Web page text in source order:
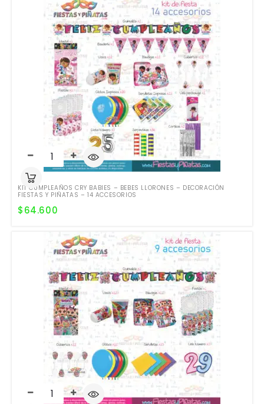
KIT CUMPLEAÑOS CRY BABIES – BEBES LLORONES – DECORACIÓN
FIESTAS Y PIÑATAS – 14 ACCESORIOS
$64.600